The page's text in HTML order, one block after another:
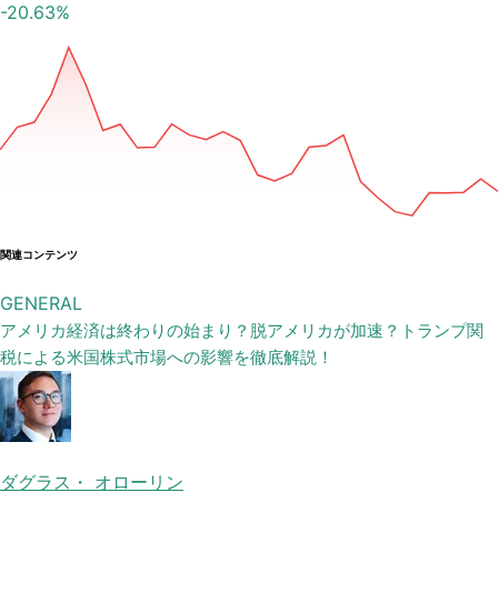
-20.63%
関連コンテンツ
GENERAL
アメリカ経済は終わりの始まり？脱アメリカが加速？トランプ関
税による米国株式市場への影響を徹底解説！
ダグラス・ オローリン